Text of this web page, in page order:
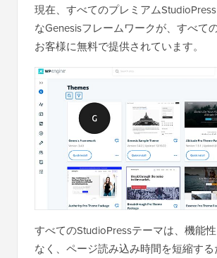
現在、すべてのプレミアム
なGenesisフレームワークが、すべて
お客様に無料で提供されています。
すべてのStudioPressテーマは、機能
なく、ページ読み込み時間を短縮す